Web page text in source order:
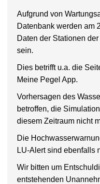
Aufgrund von
Datenbank werden am
Daten der Stationen
sein.
Dies betrifft u.a. die
Meine Pegel App.
Vorhersagen des
betroffen, die
diesem Zeitraum nicht
Die
LU-Alert sind ebenfalls
Wir bitten um
entstehenden